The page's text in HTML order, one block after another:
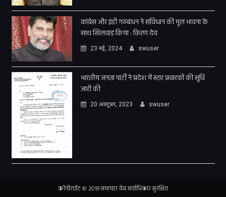
कांग्रेस और इंडी गठबंधन ने संविधान की मूल भावना के
साथ खिलवाड़ किया : किरण देव
23 मई, 2024 swuser
भारतीय जनता पार्टी ने प्रदेश में स्टार प्रचारकों की सूचि
जारी की
20 अक्टूबर, 2023 swuser
कॉपीराईट © 2019 समाचार वेब सर्वाधिकार सुरक्षित